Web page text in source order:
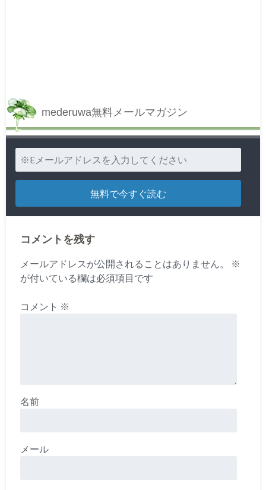
mederuwa無料メールマガジン
コメントを残す
メールアドレスが公開されることはありません。
※
が付いている欄は必須項目です
コメント ※
名前
メール